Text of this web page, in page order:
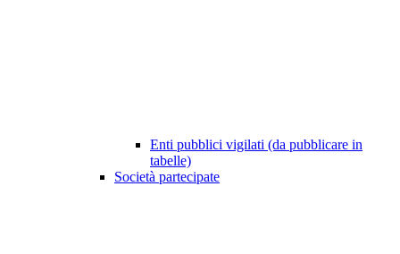
Enti pubblici vigilati (da pubblicare in
tabelle)
Società partecipate